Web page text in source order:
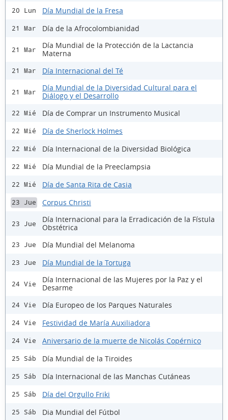
20 Lun Día Mundial de la Fresa
21 Mar Día de la Afrocolombianidad
21 Mar
Día Mundial de la Protección de la Lactancia
Materna
21 Mar Día Internacional del Té
21 Mar
Día Mundial de la Diversidad Cultural para el
Diálogo y el Desarrollo
22 Mié Día de Comprar un Instrumento Musical
22 Mié Día de Sherlock Holmes
22 Mié Día Internacional de la Diversidad Biológica
22 Mié Día Mundial de la Preeclampsia
22 Mié Día de Santa Rita de Casia
23 Jue Corpus Christi
23 Jue
Día Internacional para la Erradicación de la Fístula
Obstétrica
23 Jue Día Mundial del Melanoma
23 Jue Día Mundial de la Tortuga
24 Vie
Día Internacional de las Mujeres por la Paz y el
Desarme
24 Vie Día Europeo de los Parques Naturales
24 Vie Festividad de María Auxiliadora
24 Vie Aniversario de la muerte de Nicolás Copérnico
25 Sáb Día Mundial de la Tiroides
25 Sáb Día Internacional de las Manchas Cutáneas
25 Sáb Día del Orgullo Friki
25 Sáb Dia Mundial del Fútbol